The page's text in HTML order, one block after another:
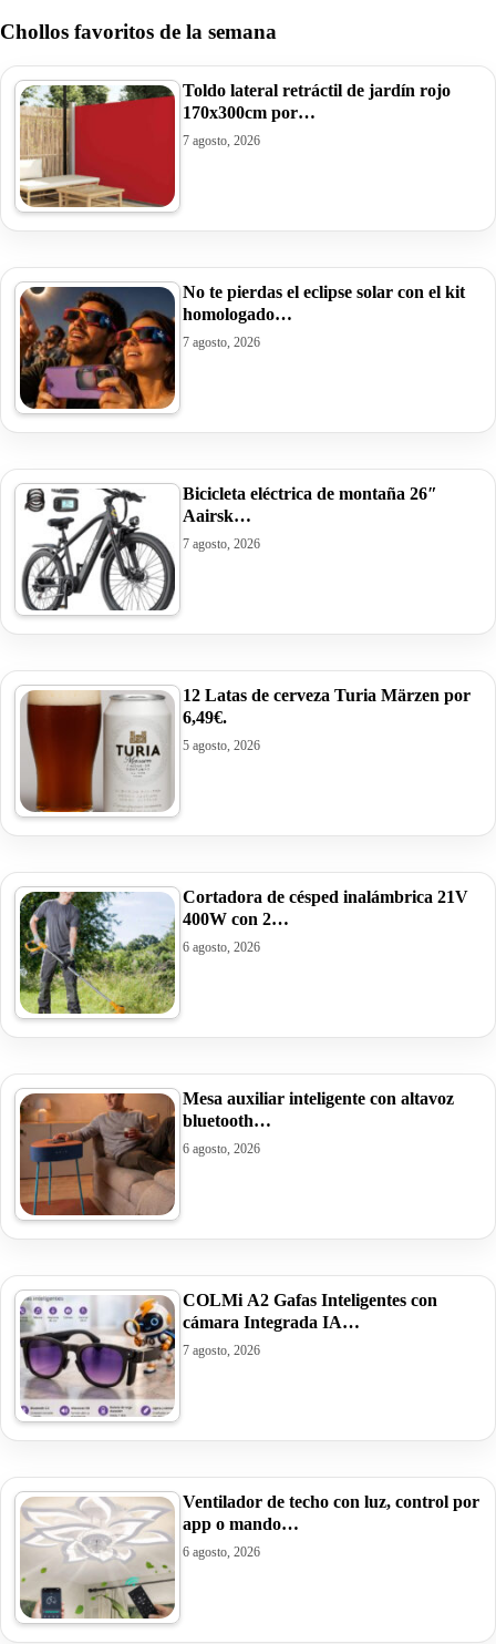
Chollos favoritos de la semana
Toldo lateral retráctil de jardín rojo
170x300cm por…
7 agosto, 2026
No te pierdas el eclipse solar con el kit
homologado…
7 agosto, 2026
Bicicleta eléctrica de montaña 26″
Aairsk…
7 agosto, 2026
12 Latas de cerveza Turia Märzen por
6,49€.
5 agosto, 2026
Cortadora de césped inalámbrica 21V
400W con 2…
6 agosto, 2026
Mesa auxiliar inteligente con altavoz
bluetooth…
6 agosto, 2026
COLMi A2 Gafas Inteligentes con
cámara Integrada IA…
7 agosto, 2026
Ventilador de techo con luz, control por
app o mando…
6 agosto, 2026